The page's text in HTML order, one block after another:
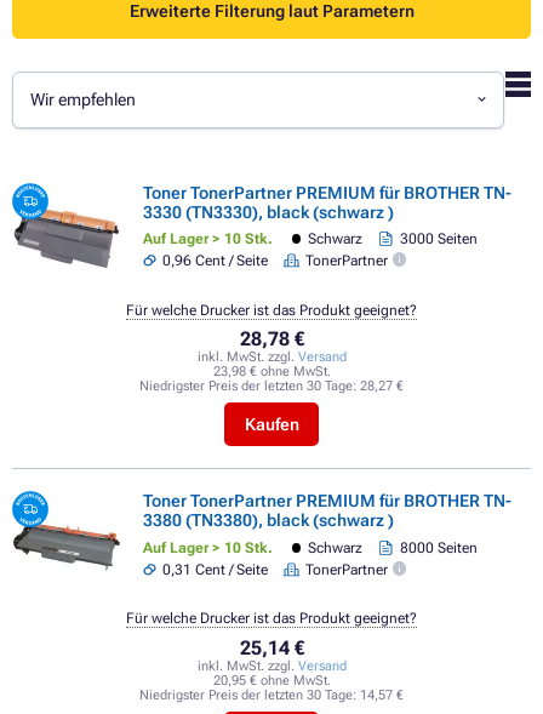
Erweiterte Filterung laut Parametern
Wir empfehlen
Toner TonerPartner PREMIUM für BROTHER TN-
3330 (TN3330), black (schwarz )
Auf Lager > 10 Stk. Schwarz
3000 Seiten
0,96 Cent / Seite
TonerPartner
28,78 €
inkl. MwSt. zzgl. Versand
23,98 € ohne MwSt.
Niedrigster Preis der letzten 30 Tage: 28,27 €
Kaufen
Für welche Drucker ist das Produkt geeignet?
Toner TonerPartner PREMIUM für BROTHER TN-
3380 (TN3380), black (schwarz )
Auf Lager > 10 Stk. Schwarz
8000 Seiten
0,31 Cent / Seite
TonerPartner
25,14 €
inkl. MwSt. zzgl. Versand
20,95 € ohne MwSt.
Niedrigster Preis der letzten 30 Tage: 14,57 €
Für welche Drucker ist das Produkt geeignet?